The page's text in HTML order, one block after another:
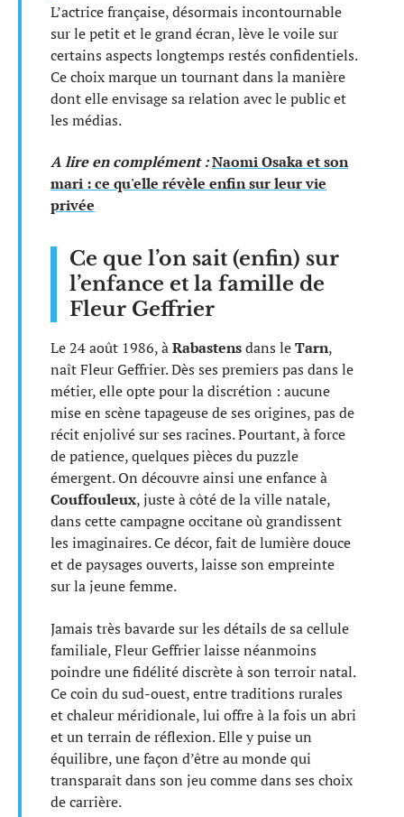
L’actrice française, désormais incontournable
sur le petit et le grand écran, lève le voile sur
certains aspects longtemps restés confidentiels.
Ce choix marque un tournant dans la manière
dont elle envisage sa relation avec le public et
les médias.
A lire en complément :Naomi Osaka et son
mari : ce qu'elle révèle enfin sur leur vie
privée
Ce que l’on sait (enfin) sur
l’enfance et la famille de
Fleur Geffrier
Le 24 août 1986, àRabastensdans leTarn,
naît Fleur Geffrier. Dès ses premiers pas dans le
métier, elle opte pour la discrétion : aucune
mise en scène tapageuse de ses origines, pas de
récit enjolivé sur ses racines. Pourtant, à force
de patience, quelques pièces du puzzle
émergent. On découvre ainsi une enfance à
Couffouleux, juste à côté de la ville natale,
dans cette campagne occitane où grandissent
les imaginaires. Ce décor, fait de lumière douce
et de paysages ouverts, laisse son empreinte
sur la jeune femme.
Jamais très bavarde sur les détails de sa cellule
familiale, Fleur Geffrier laisse néanmoins
poindre une fidélité discrète à son terroir natal.
Ce coin du sud-ouest, entre traditions rurales
et chaleur méridionale, lui offre à la fois un abri
et un terrain de réflexion. Elle y puise un
équilibre, une façon d’être au monde qui
transparaît dans son jeu comme dans ses choix
de carrière.